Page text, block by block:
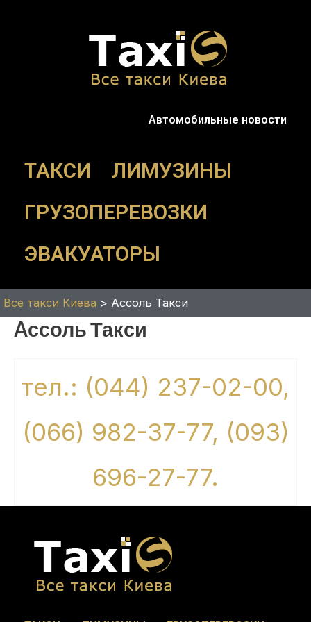
Автомобильные новости
ТАКСИ
ЛИМУЗИНЫ
ГРУЗОПЕРЕВОЗКИ
ЭВАКУАТОРЫ
Все такси Киева > Aссоль Такси
Aссоль Такси
тел.: (044) 237-02-00,
(066) 982-37-77, (093)
696-27-77.